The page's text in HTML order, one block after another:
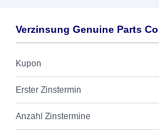
Verzinsung Genuine Parts
Kupon
Erster Zinstermin
Anzahl Zinstermine